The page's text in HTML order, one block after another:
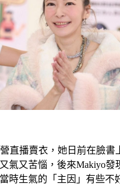
直播賣衣，她日前在臉書
氣又苦惱，後來Makiyo發
時生氣的「主因」有些不